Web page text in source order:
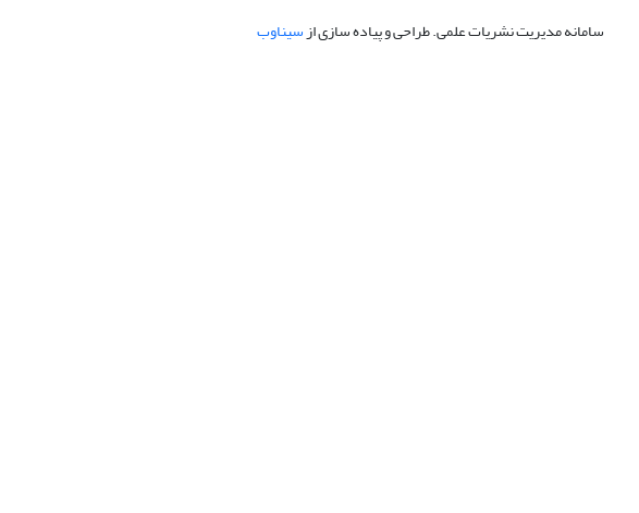
سامانه مدیریت نشریات علمی.طراحی و پیاده سازی ازسیناوب